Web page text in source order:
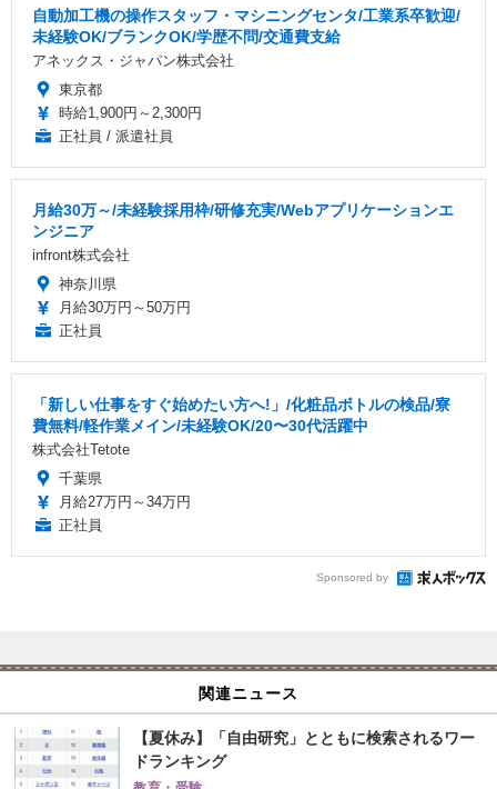
自動加工機の操作スタッフ・マシニングセンタ/工業系卒歓迎/
未経験OK/ブランクOK/学歴不問/交通費支給
アネックス・ジャパン株式会社
東京都
時給1,900円～2,300円
正社員 / 派遣社員
月給30万～/未経験採用枠/研修充実/Webアプリケーションエ
ンジニア
infront株式会社
神奈川県
月給30万円～50万円
正社員
「新しい仕事をすぐ始めたい方へ!」/化粧品ボトルの検品/寮
費無料/軽作業メイン/未経験OK/20〜30代活躍中
株式会社Tetote
千葉県
月給27万円～34万円
正社員
Sponsored by
関連ニュース
【夏休み】「自由研究」とともに検索されるワー
ドランキング